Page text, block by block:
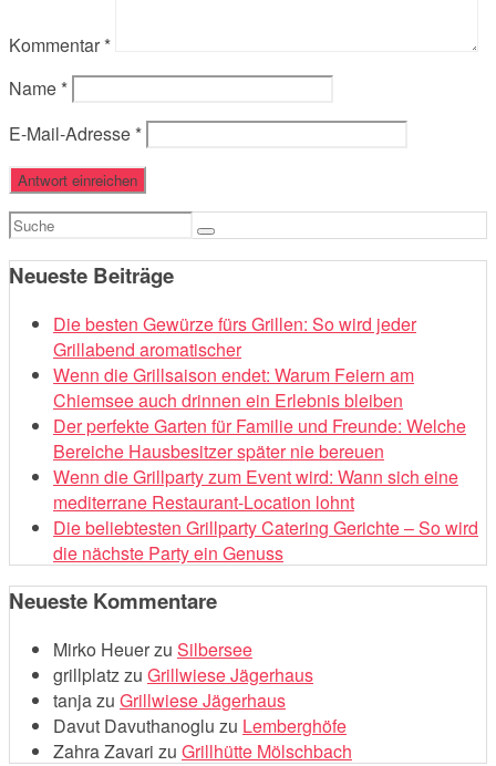
Kommentar *
Name *
E-Mail-Adresse *
Suchen
Neueste Beiträge
Die besten Gewürze fürs Grillen: So wird jeder
Grillabend aromatischer
Wenn die Grillsaison endet: Warum Feiern am
Chiemsee auch drinnen ein Erlebnis bleiben
Der perfekte Garten für Familie und Freunde: Welche
Bereiche Hausbesitzer später nie bereuen
Wenn die Grillparty zum Event wird: Wann sich eine
mediterrane Restaurant-Location lohnt
Die beliebtesten Grillparty Catering Gerichte – So wird
die nächste Party ein Genuss
Neueste Kommentare
Mirko Heuerzu Silbersee
grillplatzzu Grillwiese Jägerhaus
tanjazu Grillwiese Jägerhaus
Davut Davuthanoglu zu Lemberghöfe
Zahra Zavari zu Grillhütte Mölschbach